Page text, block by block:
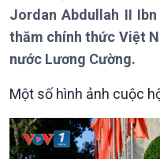
Jordan Abdullah II
thăm chính thức Việt
nước Lương Cường.
Một số hình ảnh cuộc